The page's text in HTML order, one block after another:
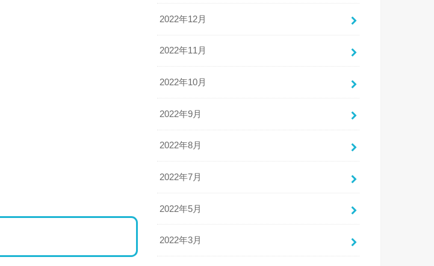
2022年12月
2022年11月
2022年10月
2022年9月
2022年8月
2022年7月
2022年5月
2022年3月